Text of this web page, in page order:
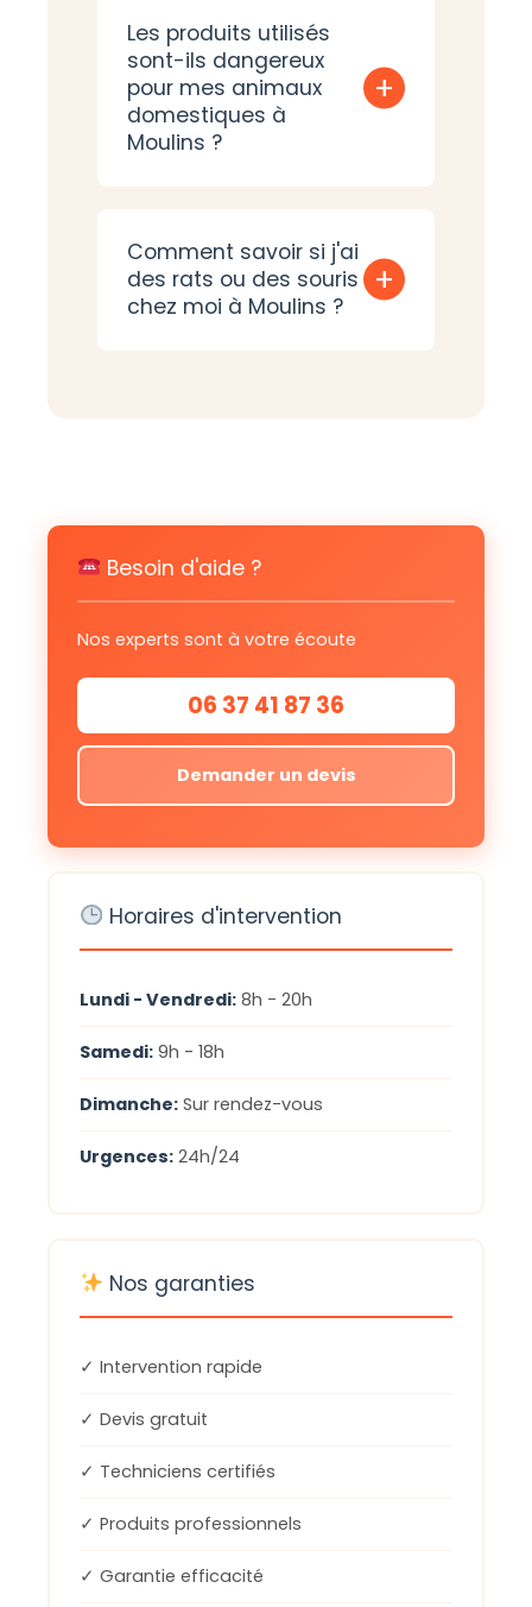
Les produits utilisés
sont-ils dangereux
pour mes animaux
domestiques à
Moulins ?
+
Comment savoir si j'ai
des rats ou des souris
chez moi à Moulins ?
+
Besoin d'aide ?
Nos experts sont à votre écoute
06 37 41 87 36
Demander un devis
Horaires d'intervention
Lundi - Vendredi: 8h - 20h
Samedi: 9h - 18h
Dimanche: Sur rendez-vous
Urgences: 24h/24
Nos garanties
✓ Intervention rapide
✓ Devis gratuit
✓ Techniciens certifiés
✓ Produits professionnels
✓ Garantie efficacité